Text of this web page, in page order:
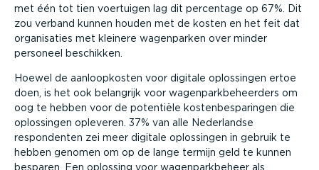
met één tot tien voertuigen lag dit percentage op 67%. Dit
zou verband kunnen houden met de kosten en het feit dat
organisaties met kleinere wagenparken over minder
personeel beschikken.
Hoewel de aanloopkosten voor digitale oplossingen ertoe
doen, is het ook belangrijk voor wagenparkbeheerders om
oog te hebben voor de potentiële kostenbesparingen die
oplossingen opleveren. 37% van alle Nederlandse
respondenten zei meer digitale oplossingen in gebruik te
hebben genomen om op de lange termijn geld te kunnen
besparen. Een oplossing voor wagenparkbeheer als